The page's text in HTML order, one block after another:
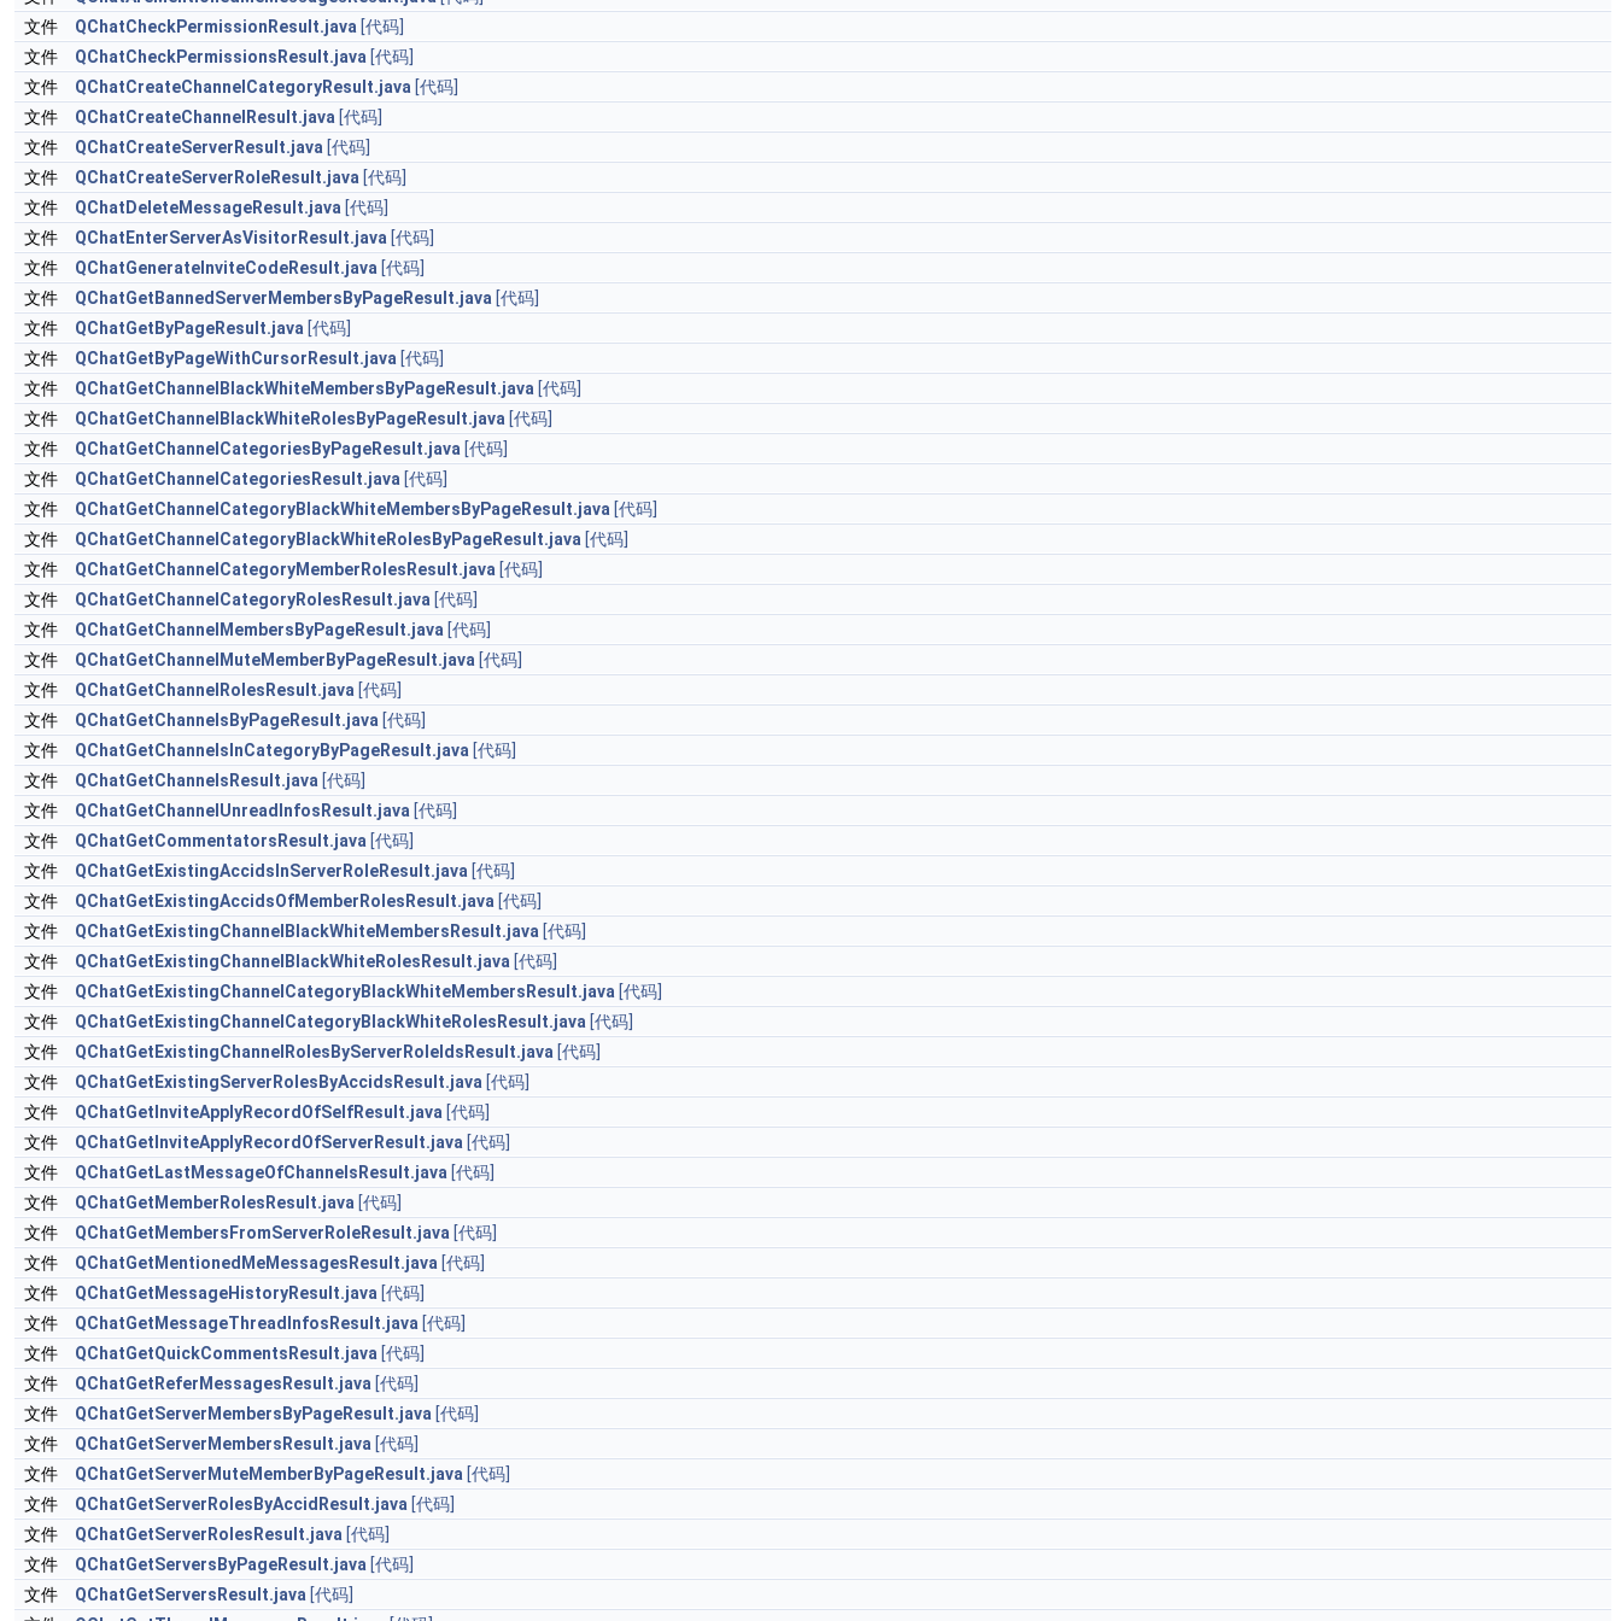
文件
QChatCheckPermissionResult.java [代码]
文件
QChatCheckPermissionsResult.java [代码]
文件
QChatCreateChannelCategoryResult.java [代码]
文件
QChatCreateChannelResult.java [代码]
文件
QChatCreateServerResult.java [代码]
文件
QChatCreateServerRoleResult.java [代码]
文件
QChatDeleteMessageResult.java [代码]
文件
QChatEnterServerAsVisitorResult.java [代码]
文件
QChatGenerateInviteCodeResult.java [代码]
文件
QChatGetBannedServerMembersByPageResult.java [代码]
文件
QChatGetByPageResult.java [代码]
文件
QChatGetByPageWithCursorResult.java [代码]
文件
QChatGetChannelBlackWhiteMembersByPageResult.java [代码]
文件
QChatGetChannelBlackWhiteRolesByPageResult.java [代码]
文件
QChatGetChannelCategoriesByPageResult.java [代码]
文件
QChatGetChannelCategoriesResult.java [代码]
文件
QChatGetChannelCategoryBlackWhiteMembersByPageResult.java [代码]
文件
QChatGetChannelCategoryBlackWhiteRolesByPageResult.java [代码]
文件
QChatGetChannelCategoryMemberRolesResult.java [代码]
文件
QChatGetChannelCategoryRolesResult.java [代码]
文件
QChatGetChannelMembersByPageResult.java [代码]
文件
QChatGetChannelMuteMemberByPageResult.java [代码]
文件
QChatGetChannelRolesResult.java [代码]
文件
QChatGetChannelsByPageResult.java [代码]
文件
QChatGetChannelsInCategoryByPageResult.java [代码]
文件
QChatGetChannelsResult.java [代码]
文件
QChatGetChannelUnreadInfosResult.java [代码]
文件
QChatGetCommentatorsResult.java [代码]
文件
QChatGetExistingAccidsInServerRoleResult.java [代码]
文件
QChatGetExistingAccidsOfMemberRolesResult.java [代码]
文件
QChatGetExistingChannelBlackWhiteMembersResult.java [代码]
文件
QChatGetExistingChannelBlackWhiteRolesResult.java [代码]
文件
QChatGetExistingChannelCategoryBlackWhiteMembersResult.java [代码]
文件
QChatGetExistingChannelCategoryBlackWhiteRolesResult.java [代码]
文件
QChatGetExistingChannelRolesByServerRoleIdsResult.java [代码]
文件
QChatGetExistingServerRolesByAccidsResult.java [代码]
文件
QChatGetInviteApplyRecordOfSelfResult.java [代码]
文件
QChatGetInviteApplyRecordOfServerResult.java [代码]
文件
QChatGetLastMessageOfChannelsResult.java [代码]
文件
QChatGetMemberRolesResult.java [代码]
文件
QChatGetMembersFromServerRoleResult.java [代码]
文件
QChatGetMentionedMeMessagesResult.java [代码]
文件
QChatGetMessageHistoryResult.java [代码]
文件
QChatGetMessageThreadInfosResult.java [代码]
文件
QChatGetQuickCommentsResult.java [代码]
文件
QChatGetReferMessagesResult.java [代码]
文件
QChatGetServerMembersByPageResult.java [代码]
文件
QChatGetServerMembersResult.java [代码]
文件
QChatGetServerMuteMemberByPageResult.java [代码]
文件
QChatGetServerRolesByAccidResult.java [代码]
文件
QChatGetServerRolesResult.java [代码]
文件
QChatGetServersByPageResult.java [代码]
文件
QChatGetServersResult.java [代码]